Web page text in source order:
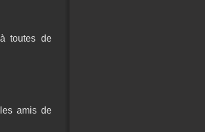
toutes de
amis de